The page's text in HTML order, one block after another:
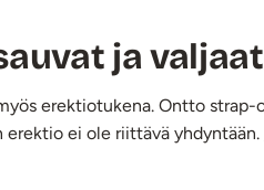
ja valjaat
erektiotukena. Ontto strap-
erektio ei ole riittävä yhdyntään.